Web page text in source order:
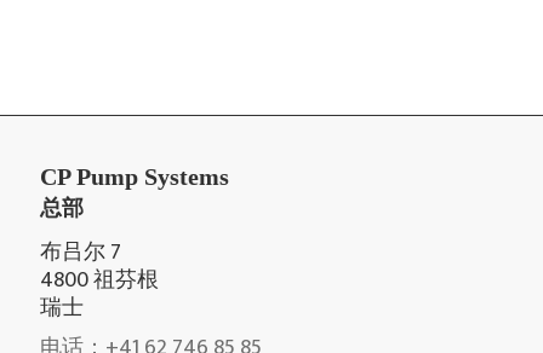
CP Pump Systems
总部
布吕尔 7
4800 祖芬根
瑞士